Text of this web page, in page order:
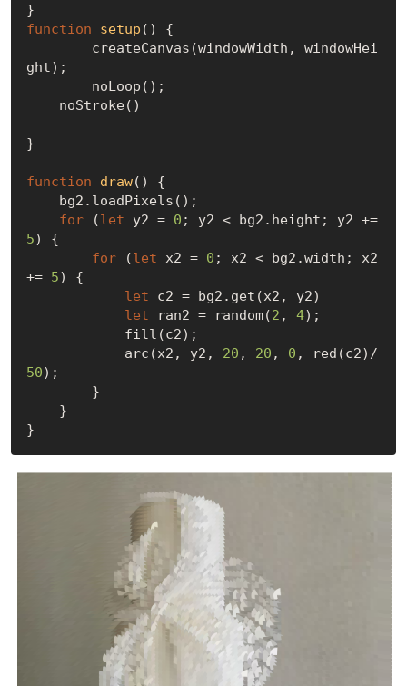
function
setup ( ) {
ght);
}
function draw( ) {
for (let y2 = 0
; y2 < bg2.height; y2 +=
5) {
for (let x2 = 0 ; x2 < bg2.width; x2
+= 5) {
let c2 = bg2.get(x2, y2)
let ran2 = random(2 , 4);
            arc(x2, y2,
20 , 20 , 0 , red(c2)/
50);